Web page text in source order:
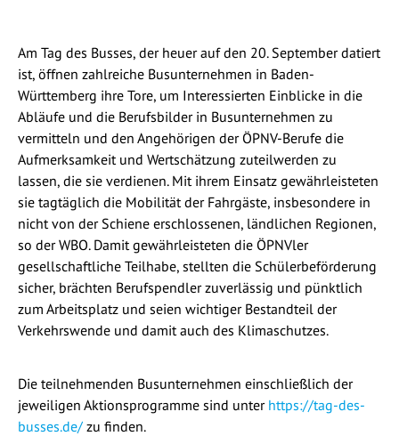
Am Tag des Busses, der heuer auf den 20. September datiert
ist, öffnen zahlreiche Busunternehmen in Baden-
Württemberg ihre Tore, um Interessierten Einblicke in die
Abläufe und die Berufsbilder in Busunternehmen zu
vermitteln und den Angehörigen der ÖPNV-Berufe die
Aufmerksamkeit und Wertschätzung zuteilwerden zu
lassen, die sie verdienen. Mit ihrem Einsatz gewährleisteten
sie tagtäglich die Mobilität der Fahrgäste, insbesondere in
nicht von der Schiene erschlossenen, ländlichen Regionen,
so der WBO. Damit gewährleisteten die ÖPNVler
gesellschaftliche Teilhabe, stellten die Schülerbeförderung
sicher, brächten Berufspendler zuverlässig und pünktlich
zum Arbeitsplatz und seien wichtiger Bestandteil der
Verkehrswende und damit auch des Klimaschutzes.
Die teilnehmenden Busunternehmen einschließlich der
jeweiligen Aktionsprogramme sind unter https://tag-des-
busses.de/ zu finden.